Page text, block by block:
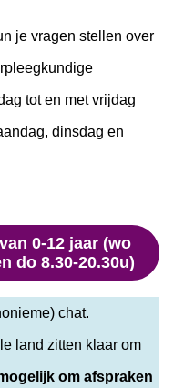
je vragen stellen over
tot en met vrijdag
dinsdag en
0-12 jaar (wo
do 8.30-20.30u)
chat.
land zitten klaar om
om afspraken